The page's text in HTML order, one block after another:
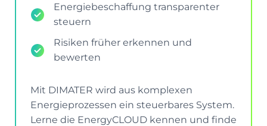
Energiebeschaffung transparenter
steuern
Risiken früher erkennen und
bewerten
Mit DIMATER wird aus komplexen
Energieprozessen ein steuerbares System.
Lerne die EnergyCLOUD kennen und finde